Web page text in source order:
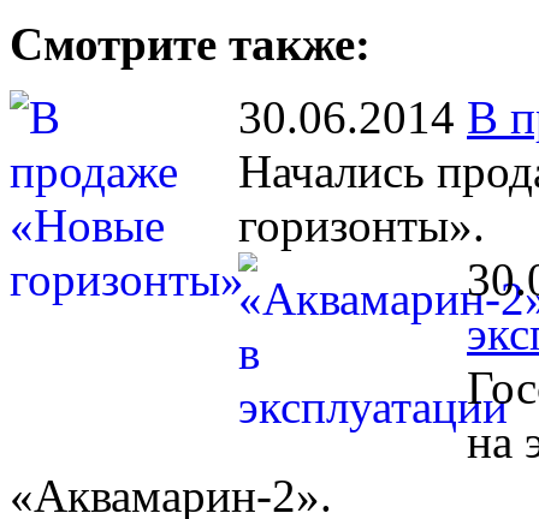
Смотрите также:
30.06.2014 В
Начались
горизонты».
на
«Аквамарин-2».